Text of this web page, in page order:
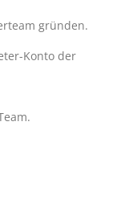
gründen.
Konto der